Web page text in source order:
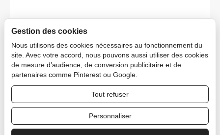
Copyright © 2026 CAPDECO.
Gestion des cookies
Nous utilisons des cookies nécessaires au fonctionnement du
site. Avec votre accord, nous pouvons aussi utiliser des cookies
de mesure d’audience, de conversion publicitaire et de
partenaires comme Pinterest ou Google.
Tout refuser
Personnaliser